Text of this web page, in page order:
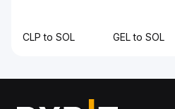
CLP to SOL GEL to SOL